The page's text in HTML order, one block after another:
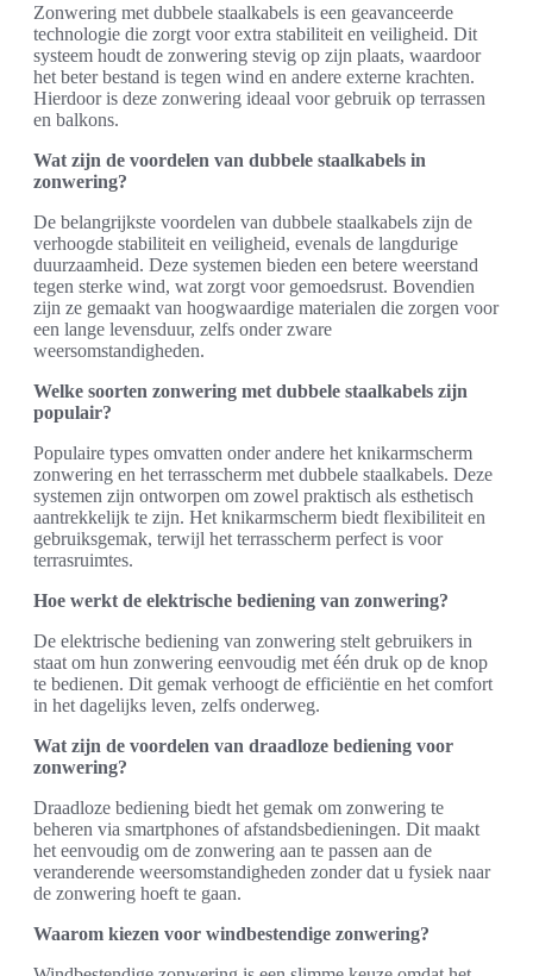
Zonwering met dubbele staalkabels is een geavanceerde
technologie die zorgt voor extra stabiliteit en veiligheid. Dit
systeem houdt de zonwering stevig op zijn plaats, waardoor
het beter bestand is tegen wind en andere externe krachten.
Hierdoor is deze zonwering ideaal voor gebruik op terrassen
en balkons.
Wat zijn de voordelen van dubbele staalkabels in
zonwering?
De belangrijkste voordelen van dubbele staalkabels zijn de
verhoogde stabiliteit en veiligheid, evenals de langdurige
duurzaamheid. Deze systemen bieden een betere weerstand
tegen sterke wind, wat zorgt voor gemoedsrust. Bovendien
zijn ze gemaakt van hoogwaardige materialen die zorgen voor
een lange levensduur, zelfs onder zware
weersomstandigheden.
Welke soorten zonwering met dubbele staalkabels zijn
populair?
Populaire types omvatten onder andere het knikarmscherm
zonwering en het terrasscherm met dubbele staalkabels. Deze
systemen zijn ontworpen om zowel praktisch als esthetisch
aantrekkelijk te zijn. Het knikarmscherm biedt flexibiliteit en
gebruiksgemak, terwijl het terrasscherm perfect is voor
terrasruimtes.
Hoe werkt de elektrische bediening van zonwering?
De elektrische bediening van zonwering stelt gebruikers in
staat om hun zonwering eenvoudig met één druk op de knop
te bedienen. Dit gemak verhoogt de efficiëntie en het comfort
in het dagelijks leven, zelfs onderweg.
Wat zijn de voordelen van draadloze bediening voor
zonwering?
Draadloze bediening biedt het gemak om zonwering te
beheren via smartphones of afstandsbedieningen. Dit maakt
het eenvoudig om de zonwering aan te passen aan de
veranderende weersomstandigheden zonder dat u fysiek naar
de zonwering hoeft te gaan.
Waarom kiezen voor windbestendige zonwering?